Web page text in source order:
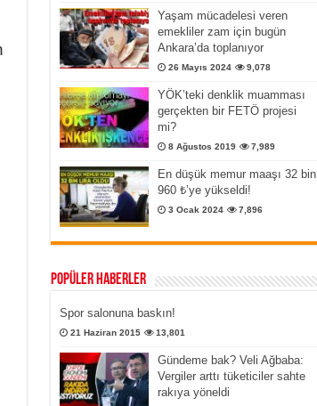
Yaşam mücadelesi veren
emekliler zam için bugün
Ankara’da toplanıyor
26 Mayıs 2024 9,078
YÖK’teki denklik muamması
gerçekten bir FETÖ projesi
mi?
8 Ağustos 2019 7,989
En düşük memur maaşı 32 bin
960 ₺’ye yükseldi!
3 Ocak 2024 7,896
Popüler Haberler
Spor salonuna baskın!
21 Haziran 2015 13,801
Gündeme bak? Veli Ağbaba:
Vergiler arttı tüketiciler sahte
rakıya yöneldi